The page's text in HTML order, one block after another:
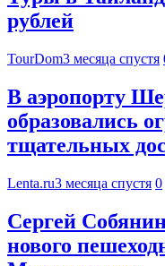
рублей
TourDom3 месяца спустя
В аэропорту
образовались
тщательных
Lenta.ru3 месяца спустя 0
Сергей
нового